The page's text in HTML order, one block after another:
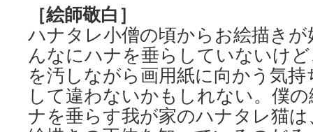
ッ
プ
［絵師敬白］
ハナタレ小僧の頃からお絵描き
んなにハナを垂らしていないけ
を汚しながら画用紙に向かう気
して違わないかもしれない。僕
ナを垂らす我が家のハナタレ猫